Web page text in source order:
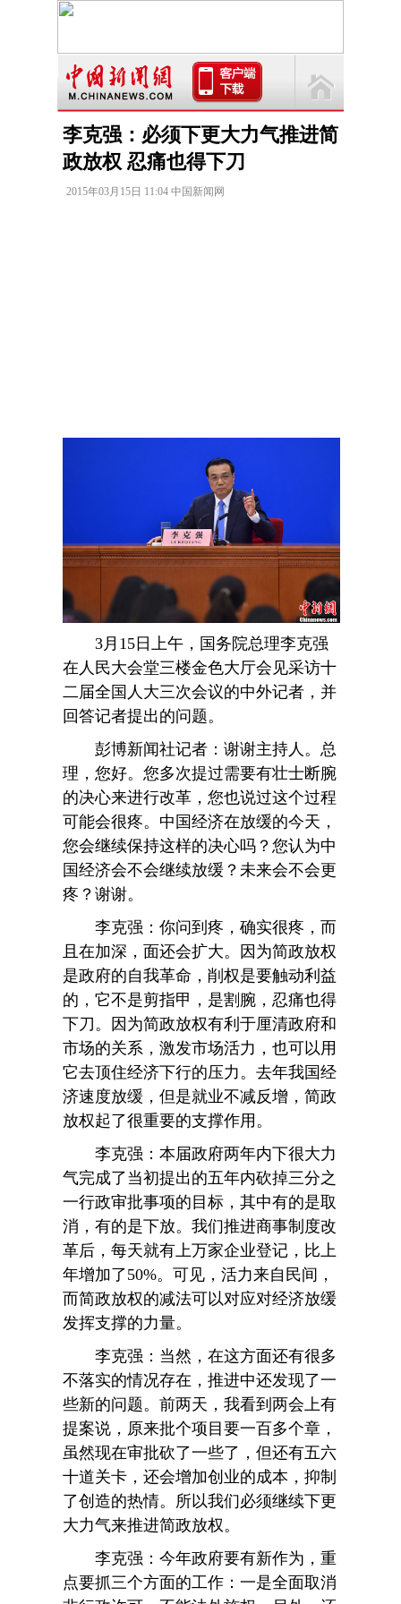
李克强：必须下更大力气推进简
政放权 忍痛也得下刀
2015年03月15日 11:04 中国新闻网
3月15日上午，国务院总理李克强
在人民大会堂三楼金色大厅会见采访十
二届全国人大三次会议的中外记者，并
回答记者提出的问题。
彭博新闻社记者：谢谢主持人。总
理，您好。您多次提过需要有壮士断腕
的决心来进行改革，您也说过这个过程
可能会很疼。中国经济在放缓的今天，
您会继续保持这样的决心吗？您认为中
国经济会不会继续放缓？未来会不会更
疼？谢谢。
李克强：你问到疼，确实很疼，而
且在加深，面还会扩大。因为简政放权
是政府的自我革命，削权是要触动利益
的，它不是剪指甲，是割腕，忍痛也得
下刀。因为简政放权有利于厘清政府和
市场的关系，激发市场活力，也可以用
它去顶住经济下行的压力。去年我国经
济速度放缓，但是就业不减反增，简政
放权起了很重要的支撑作用。
李克强：本届政府两年内下很大力
气完成了当初提出的五年内砍掉三分之
一行政审批事项的目标，其中有的是取
消，有的是下放。我们推进商事制度改
革后，每天就有上万家企业登记，比上
年增加了50%。可见，活力来自民间，
而简政放权的减法可以对应对经济放缓
发挥支撑的力量。
李克强：当然，在这方面还有很多
不落实的情况存在，推进中还发现了一
些新的问题。前两天，我看到两会上有
提案说，原来批个项目要一百多个章，
虽然现在审批砍了一些了，但还有五六
十道关卡，还会增加创业的成本，抑制
了创造的热情。所以我们必须继续下更
大力气来推进简政放权。
李克强：今年政府要有新作为，重
点要抓三个方面的工作：一是全面取消